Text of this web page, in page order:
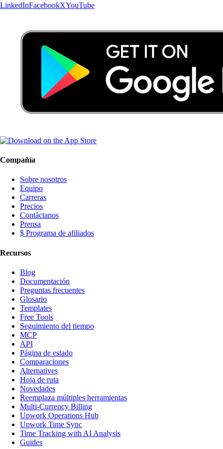
LinkedInFacebookXYouTube
Compañía
Sobre nosotros
Equipo
Carreras
Precios
Contáctanos
Prensa
$ Programa de afiliados
Recursos
Blog
Documentación
Preguntas frecuentes
Glosario
Templates
Free Tools
Seguimiento del tiempo
MCP
API
Página de estado
Comparaciones
Alternatives
Hoja de ruta
Novedades
Reemplaza múltiples herramientas
Multi-Currency Billing
Upwork Operations Hub
Upwork Time Sync
Time Tracking with AI Analysis
Guides